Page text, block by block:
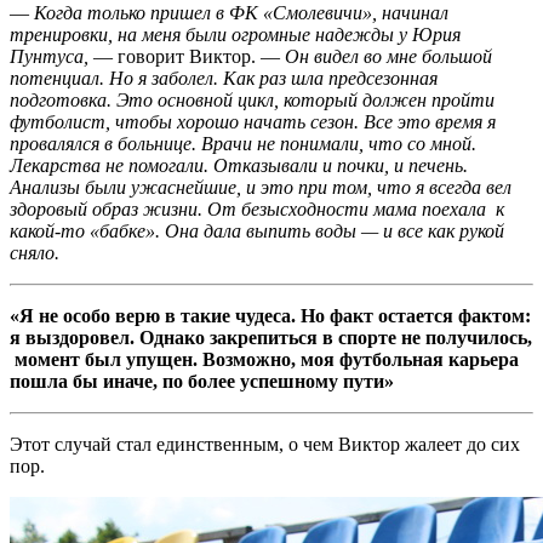
— Когда только пришел в ФК «Смолевичи», начинал
тренировки, на меня были огромные надежды у Юрия
Пунтуса, — говорит Виктор. — Он видел во мне большой
потенциал. Но я заболел. Как раз шла предсезонная
подготовка. Это основной цикл, который должен пройти
футболист, чтобы хорошо начать сезон. Все это время я
провалялся в больнице. Врачи не понимали, что со мной.
Лекарства не помогали. Отказывали и почки, и печень.
Анализы были ужаснейшие, и это при том, что я всегда вел
здоровый образ жизни. От безысходности мама поехала к
какой-то «бабке». Она дала выпить воды — и все как рукой
сняло.
«Я не особо верю в такие чудеса. Но факт остается фактом:
я выздоровел. Однако закрепиться в спорте не получилось,
момент был упущен. Возможно, моя футбольная карьера
пошла бы иначе, по более успешному пути»
Этот случай стал единственным, о чем Виктор жалеет до сих
пор.